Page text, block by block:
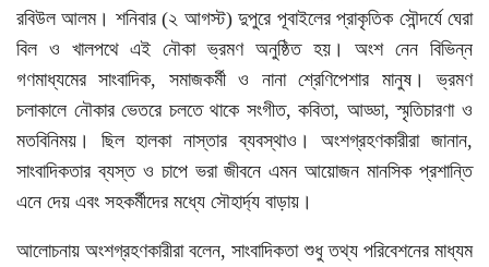
রবিউল আলম। শনিবার (২ আগস্ট) দুপুরে পূবাইলের প্রাকৃতিক সৌন্দর্যে ঘেরা
বিল ও খালপথে এই নৌকা ভ্রমণ অনুষ্ঠিত হয়। অংশ নেন বিভিন্ন
গণমাধ্যমের সাংবাদিক, সমাজকর্মী ও নানা শ্রেণিপেশার মানুষ। ভ্রমণ
চলাকালে নৌকার ভেতরে চলতে থাকে সংগীত, কবিতা, আড্ডা, স্মৃতিচারণা ও
মতবিনিময়। ছিল হালকা নাস্তার ব্যবস্থাও। অংশগ্রহণকারীরা জানান,
সাংবাদিকতার ব্যস্ত ও চাপে ভরা জীবনে এমন আয়োজন মানসিক প্রশান্তি
এনে দেয় এবং সহকর্মীদের মধ্যে সৌহার্দ্য বাড়ায়।
আলোচনায় অংশগ্রহণকারীরা বলেন, সাংবাদিকতা শুধু তথ্য পরিবেশনের মাধ্যম